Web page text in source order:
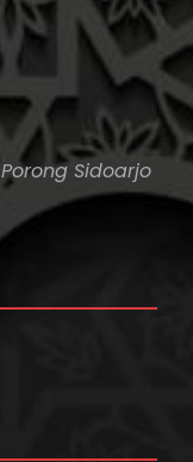
Porong Sidoarjo